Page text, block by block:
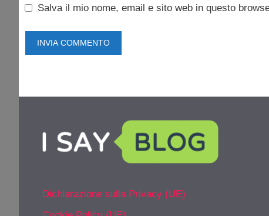
Salva il mio nome, email e sito web in questo
Dichiarazione sulla Privacy (UE)